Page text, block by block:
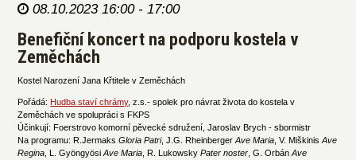
08.10.2023 16:00 - 17:00
Benefiční koncert na podporu kostela v
Zeměchách
Kostel Narození Jana Křtitele v Zeměchách
Pořádá: Hudba staví chrámy, z.s.- spolek pro návrat života do kostela v
Zeměchách ve spolupráci s FKPS
Účinkují: Foerstrovo komorní pěvecké sdružení, Jaroslav Brych - sbormistr
Na programu: R.JermaksGloria Patri, J.G. RheinbergerAve Maria, V. MiškinisAve
Regina, L. GyöngyösiAve Maria, R. Lukowsky Pater noster, G. OrbánAve